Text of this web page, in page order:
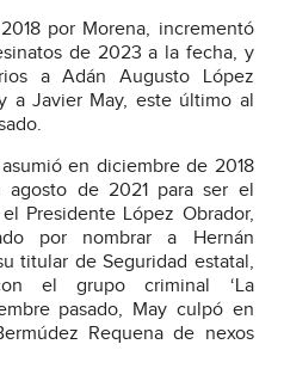
por Morena, incrementó
de 2023 a la fecha, y
a Adán Augusto López
a Javier May, este último al
en diciembre de 2018
de 2021 para ser el
Presidente López Obrador,
por nombrar a Hernán
titular de Seguridad estatal,
el grupo criminal ‘La
pasado, May culpó en
Requena de nexos